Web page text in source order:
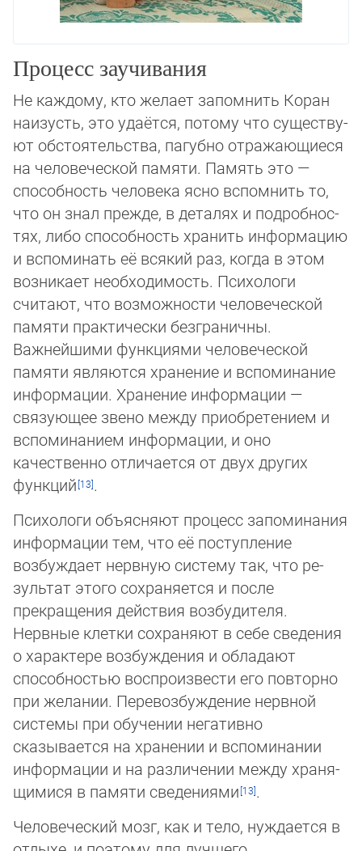
Процесс заучивания
Не каждому, кто желает запомнить Коран
наизусть, это удаётся, потому что существу­
ют обстоятельства, пагубно отражающиеся
на человеческой памяти. Память это —
способность человека ясно вспомнить то,
что он знал прежде, в деталях и подроб­нос­
тях, либо способность хранить информацию
и вспоминать её всякий раз, когда в этом
возникает необходимость. Психологи
считают, что возможности человеческой
памяти практически безграничны.
Важнейшими функциями человеческой
памяти являются хранение и вспоминание
информации. Хранение информации —
связующее звено меж­ду приобретением и
вспоминанием информации, и оно
качественно отличается от двух других
функций
.
Психологи объясняют процесс запоминания
информации тем, что её поступление
возбуждает нервную систему так, что ре­
зультат этого сохраняется и после
прекращения действия возбудителя.
Нервные клетки сохраняют в себе сведения
о ха­рак­тере возбуждения и обладают
способностью воспроизвести его повторно
при желании. Перевозбуждение нервной
сис­те­мы при обучении негативно
сказывается на хранении и вспоминании
информации и на различении между хра­ня­
щи­ми­ся в па­мя­ти сведениями
.
Человеческий мозг, как и тело, нуждается в